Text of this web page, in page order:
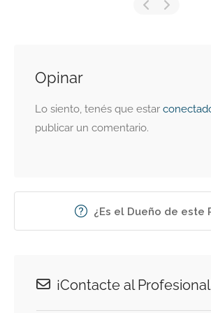
Opinar
Lo siento, tenés que estar
publicar un comentario.
¿Es el Dueño de este
¡Contacte al